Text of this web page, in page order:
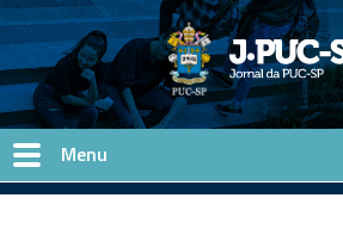
Pular para o conteúdo principal